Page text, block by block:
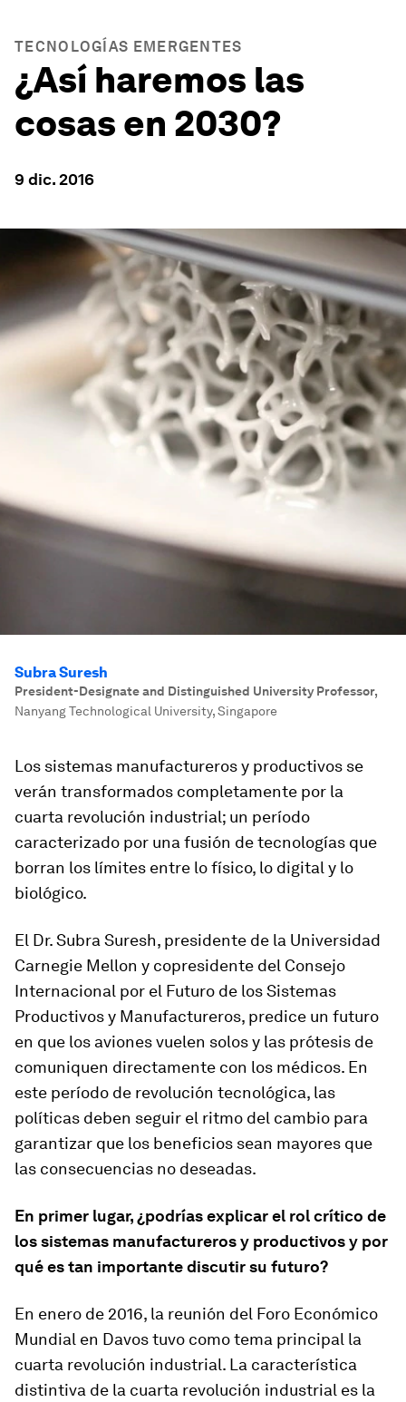
TECNOLOGÍAS EMERGENTES
¿Así haremos las
cosas en 2030?
9 dic. 2016
Subra Suresh
President-Designate and Distinguished University Professor,
Nanyang Technological University, Singapore
Los sistemas manufactureros y productivos se
verán transformados completamente por la
cuarta revolución industrial; un período
caracterizado por una fusión de tecnologías que
borran los límites entre lo físico, lo digital y lo
biológico.
El Dr. Subra Suresh, presidente de la Universidad
Carnegie Mellon y copresidente del Consejo
Internacional por el Futuro de los Sistemas
Productivos y Manufactureros, predice un futuro
en que los aviones vuelen solos y las prótesis de
comuniquen directamente con los médicos. En
este período de revolución tecnológica, las
políticas deben seguir el ritmo del cambio para
garantizar que los beneficios sean mayores que
las consecuencias no deseadas.
En primer lugar, ¿podrías explicar el rol crítico de
los sistemas manufactureros y productivos y por
qué es tan importante discutir su futuro?
En enero de 2016, la reunión del Foro Económico
Mundial en Davos tuvo como tema principal la
cuarta revolución industrial. La característica
distintiva de la cuarta revolución industrial es la